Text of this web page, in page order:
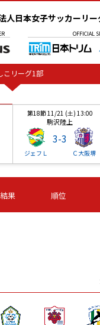
人日本女子サッカーリー
OFFICIAL
こリーグ1部
第18節 11/21 (土) 13:00
駒沢陸上
ジェフＬ
3-3
Ｃ大阪堺
第18節 11/21 (土) 13:00
駒沢陸上
3-3
果 順位